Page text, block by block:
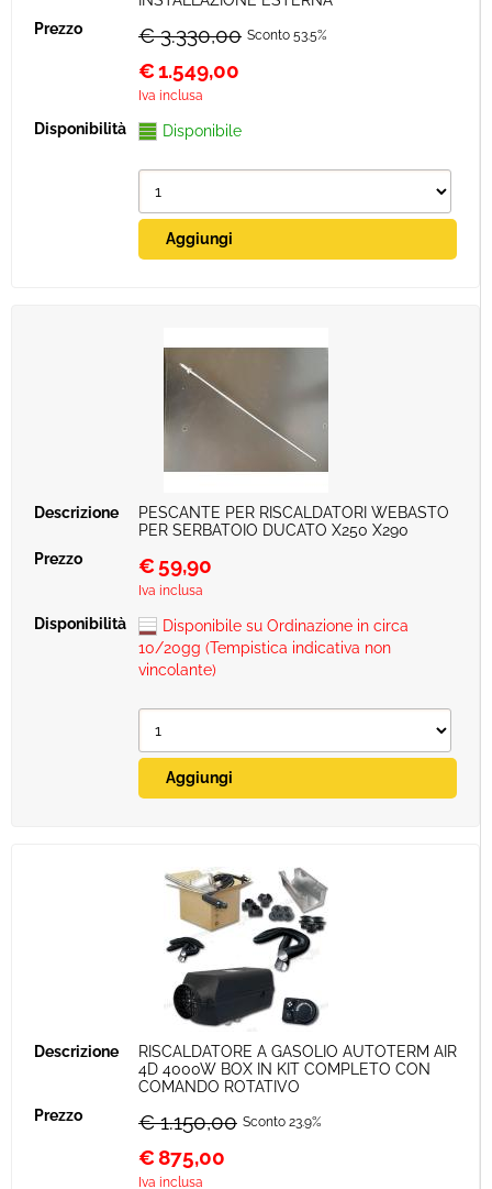
€ 3.330,00 Sconto 53.5%
€1.549,00
Iva inclusa
Disponibile
PESCANTE PER RISCALDATORI WEBASTO
PER SERBATOIO DUCATO X250 X290
€ 59,90
Iva inclusa
Disponibile su Ordinazione in circa
10/20gg (Tempistica indicativa non
vincolante)
RISCALDATORE A GASOLIO AUTOTERM AIR
4D 4000W BOX IN KIT COMPLETO CON
COMANDO ROTATIVO
€ 1.150,00 Sconto 23.9%
€875,00
Iva inclusa